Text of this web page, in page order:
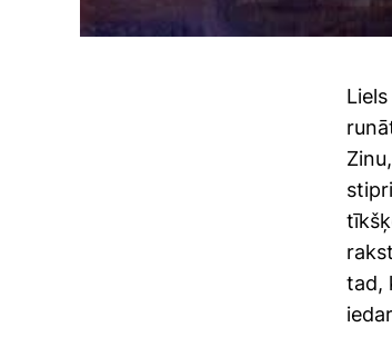
tad,